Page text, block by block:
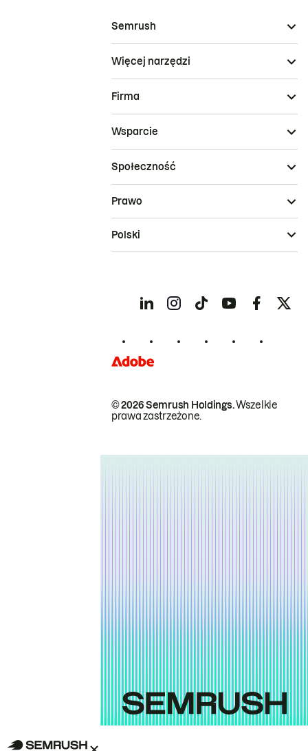
Semrush
Więcej narzędzi
Firma
Wsparcie
Społeczność
© 2026 Semrush Holdings.Wszelkie
prawa zastrzeżone.
Prawo
Polski